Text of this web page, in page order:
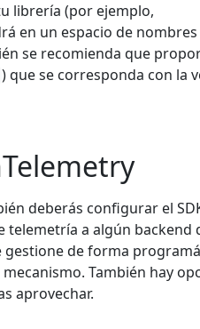
librería (por ejemplo,
en un espacio de
se recomienda que
) que se corresponda con la
deberás configurar el
telemetría a algún backend
gestione de forma
También hay
aprovechar.